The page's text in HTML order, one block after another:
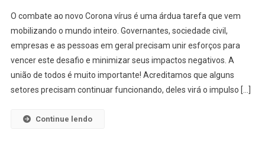
O combate ao novo Corona vírus é uma árdua tarefa que vem
mobilizando o mundo inteiro. Governantes, sociedade civil,
empresas e as pessoas em geral precisam unir esforços para
vencer este desafio e minimizar seus impactos negativos. A
união de todos é muito importante! Acreditamos que alguns
setores precisam continuar funcionando, deles virá o impulso […]
Continue lendo